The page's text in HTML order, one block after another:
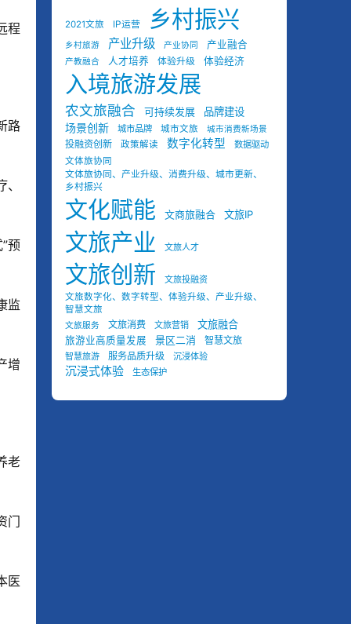
程
路
预
监
增
老
门
医
2021文旅 IP运营 乡村振兴
乡村旅游 产业升级 产业协同 产业融合
产教融合 人才培养 体验升级 体验经济
入境旅游发展
农文旅融合 可持续发展 品牌建设
场景创新 城市品牌 城市文旅 城市消费新场景
投融资创新 政策解读 数字化转型
数据驱动
文体旅协同
文体旅协同、产业升级、消费升级、城市更新、
乡村振兴
文化赋能 文商旅融合 文旅IP
文旅产业 文旅人才
文旅创新
文旅投融资
文旅数字化、数字转型、体验升级、产业升级、
智慧文旅
文旅服务 文旅消费 文旅营销 文旅融合
旅游业高质量发展 景区二消 智慧文旅
智慧旅游 服务品质升级 沉浸体验
沉浸式体验 生态保护